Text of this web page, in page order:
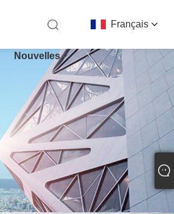
Français
Nouvelles